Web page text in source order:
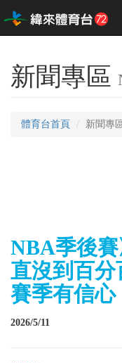
新聞專區
體育台首頁 新聞專
NBA季後
直沒到百
賽季有信
2026/5/11